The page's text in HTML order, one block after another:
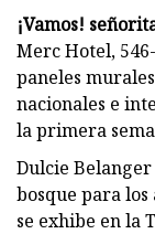
¡Vamos!
Merc Hotel,
paneles
nacionales e
la primera
Dulcie
bosque para
se exhibe en la